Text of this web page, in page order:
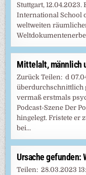
Stuttgart,
International School
weltweiten
Mittelalt, männlich
Zurück Teilen: d
überdurchschnittlich
vermaß erstmals
Podcast-Szene Der
hingelegt. Fristete er
bei…
Ursache gefunden:
Teilen: 28.03.2023